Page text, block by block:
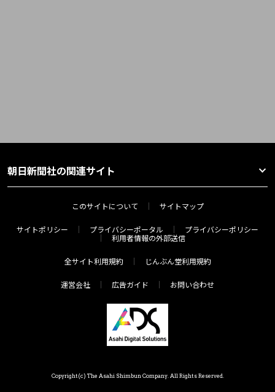
朝日新聞社の関連サイト
このサイトについて サイトマップ
サイトポリシー プライバシーポータル
プライバシーポリシー
利用者情報の外部送信
全サイト利用規約 じんぶん堂利用規約
運営会社 広告ガイド お問い合わせ
Copyright(c) The Asahi Shimbun Company. All Rights Reserved.